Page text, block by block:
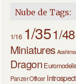
Nube de Tags:
1/16 1/351/48
Miniatures Aoshima
Dragon
Panzer Officer